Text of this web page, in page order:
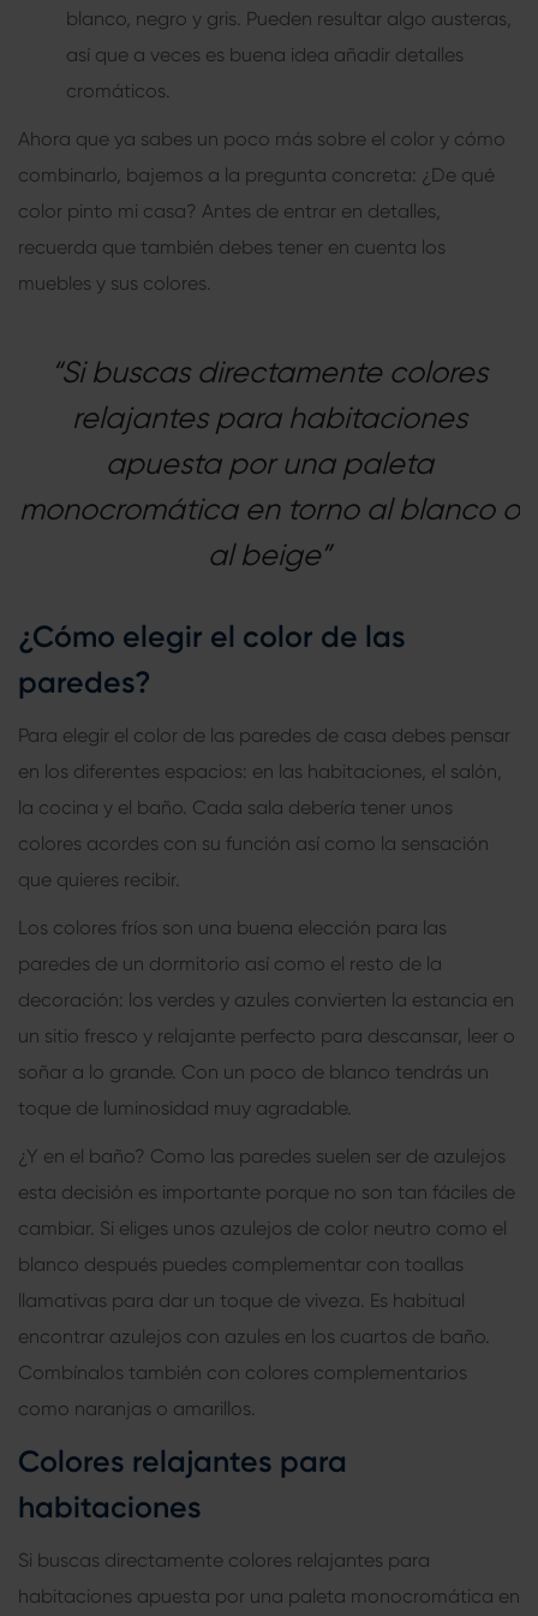
blanco, negro y gris. Pueden resultar algo austeras,
así que a veces es buena idea añadir detalles
cromáticos.
Ahora que ya sabes un poco más sobre el color y cómo
combinarlo, bajemos a la pregunta concreta: ¿De qué
color pinto mi casa? Antes de entrar en detalles,
recuerda que también debes tener en cuenta los
muebles y sus colores.
“Si buscas directamente colores
relajantes para habitaciones
apuesta por una paleta
monocromática en torno al blanco o
al beige”
¿Cómo elegir el color de las
paredes?
Para elegir el color de las paredes de casa debes pensar
en los diferentes espacios: en las habitaciones, el salón,
la cocina y el baño. Cada sala debería tener unos
colores acordes con su función así como la sensación
que quieres recibir.
Los colores fríos son una buena elección para las
paredes de un dormitorio así como el resto de la
decoración: los verdes y azules convierten la estancia en
un sitio fresco y relajante perfecto para descansar, leer o
soñar a lo grande. Con un poco de blanco tendrás un
toque de luminosidad muy agradable.
¿Y en el baño? Como las paredes suelen ser de azulejos
esta decisión es importante porque no son tan fáciles de
cambiar. Si eliges unos azulejos de color neutro como el
blanco después puedes complementar con toallas
llamativas para dar un toque de viveza. Es habitual
encontrar azulejos con azules en los cuartos de baño.
Combínalos también con colores complementarios
como naranjas o amarillos.
Colores relajantes para
habitaciones
Si buscas directamente colores relajantes para
habitaciones apuesta por una paleta monocromática en